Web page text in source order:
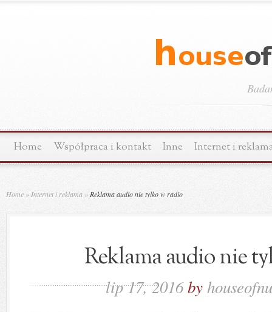
Home Współpraca i kontakt Inne Internet i
Home » Internet i reklama » Reklama audio nie tylko w radio
Reklama audio nie
lip 17, 2016by